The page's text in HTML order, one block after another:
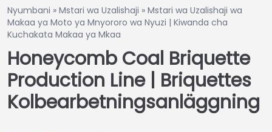
Nyumbani » Mstari wa Uzalishaji » Mstari wa Uzalishaji wa
Makaa ya Moto ya Mnyororo wa Nyuzi | Kiwanda cha
Kuchakata Makaa ya Mkaa
Honeycomb Coal Briquette
Production Line | Briquettes
Kolbearbetningsanläggning